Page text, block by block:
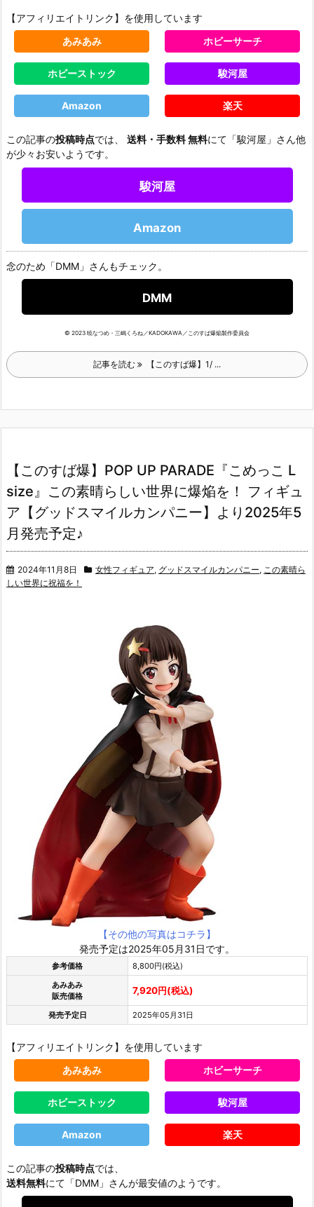
【アフィリエイトリンク】を使用しています
あみあみ
ホビーサーチ
ホビーストック 駿河屋
Amazon 楽天
この記事の投稿時点では、 送料・手数料 無料にて「駿河屋」さん他
が少々お安いようです。
駿河屋
Amazon
念のため「DMM」さんもチェック。
DMM
© 2023 暁なつめ・三嶋くろね／KADOKAWA／このすば爆焔製作委員会
記事を読む 【このすば爆】1/ ...
【このすば爆】POP UP PARADE『こめっこ L
size』この素晴らしい世界に爆焔を！ フィギュ
ア【グッドスマイルカンパニー】より2025年5
月発売予定♪
2024年11月8日 女性フィギュア, グッドスマイルカンパニー, この素晴ら
しい世界に祝福を！
【その他の写真はコチラ】
発売予定は2025年05月31日です。
参考価格
8,800円(税込)
あみあみ
販売価格
7,920円(税込)
発売予定日 2025年05月31日
【アフィリエイトリンク】を使用しています
あみあみ
ホビーサーチ
ホビーストック 駿河屋
Amazon 楽天
この記事の投稿時点では、
送料無料にて「DMM」さんが最安値のようです。